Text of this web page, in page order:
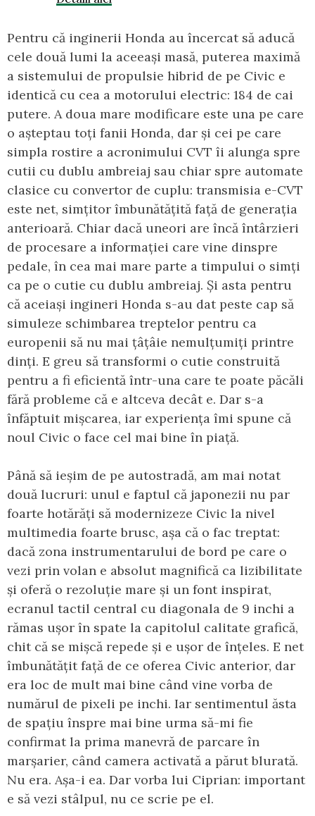
Pentru că inginerii Honda au încercat să aducă
cele două lumi la aceeași masă, puterea maximă
a sistemului de propulsie hibrid de pe Civic e
identică cu cea a motorului electric: 184 de cai
putere. A doua mare modificare este una pe care
o așteptau toți fanii Honda, dar și cei pe care
simpla rostire a acronimului CVT îi alunga spre
cutii cu dublu ambreiaj sau chiar spre automate
clasice cu convertor de cuplu: transmisia e-CVT
este net, simțitor îmbunătățită față de generația
anterioară. Chiar dacă uneori are încă întârzieri
de procesare a informației care vine dinspre
pedale, în cea mai mare parte a timpului o simți
ca pe o cutie cu dublu ambreiaj. Și asta pentru
că aceiași ingineri Honda s-au dat peste cap să
simuleze schimbarea treptelor pentru ca
europenii să nu mai țâțâie nemulțumiți printre
dinți. E greu să transformi o cutie construită
pentru a fi eficientă într-una care te poate păcăli
fără probleme că e altceva decât e. Dar s-a
înfăptuit mișcarea, iar experiența îmi spune că
noul Civic o face cel mai bine în piață.
Până să ieșim de pe autostradă, am mai notat
două lucruri: unul e faptul că japonezii nu par
foarte hotărăți să modernizeze Civic la nivel
multimedia foarte brusc, așa că o fac treptat:
dacă zona instrumentarului de bord pe care o
vezi prin volan e absolut magnifică ca lizibilitate
și oferă o rezoluție mare și un font inspirat,
ecranul tactil central cu diagonala de 9 inchi a
rămas ușor în spate la capitolul calitate grafică,
chit că se mișcă repede și e ușor de înțeles. E net
îmbunătățit față de ce oferea Civic anterior, dar
era loc de mult mai bine când vine vorba de
numărul de pixeli pe inchi. Iar sentimentul ăsta
de spațiu înspre mai bine urma să-mi fie
confirmat la prima manevră de parcare în
marșarier, când camera activată a părut blurată.
Nu era. Așa-i ea. Dar vorba lui Ciprian: important
e să vezi stâlpul, nu ce scrie pe el.